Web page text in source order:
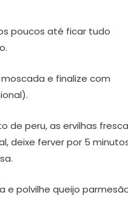
poucos até ficar tudo
e finalize com
de peru, as ervilhas
deixe ferver por 5
e polvilhe queijo